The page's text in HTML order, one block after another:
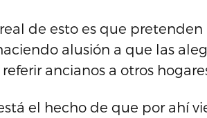
de esto es que pretenden
alusión a que las
ancianos a otros
el hecho de que por ahí